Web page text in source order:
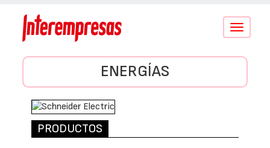
Conmutar
ENERGÍAS
PRODUCTOS